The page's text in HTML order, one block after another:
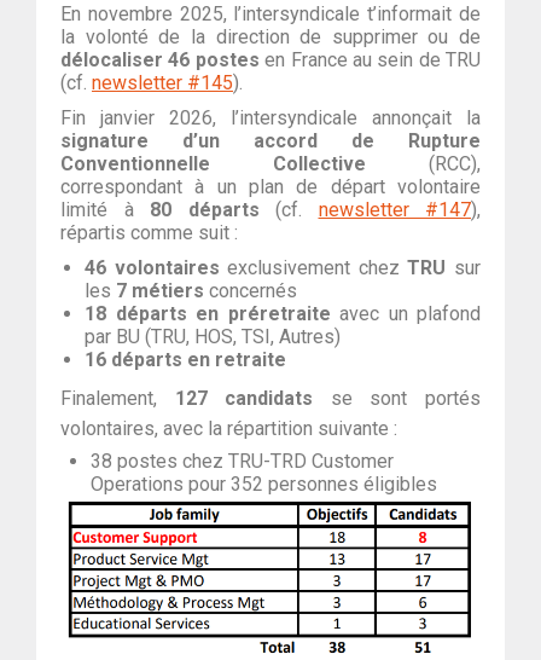
En novembre 2025, l’intersyndicale t’informait de
la volonté de la direction de supprimer ou de
délocaliser 46 postes en France au sein de TRU
(cf. newsletter #145).
Fin janvier 2026, l’intersyndicale annonçait la
signature d’un accord de Rupture
Conventionnelle Collective (RCC),
correspondant à un plan de départ volontaire
limité à 80 départs (cf. newsletter #147),
répartis comme suit :
46 volontaires exclusivement chezTRU sur
les 7 métiers concernés
18 départs en préretraite avec un plafond
par BU (TRU, HOS, TSI, Autres)
16 départs en retraite
Finalement, 127 candidats se sont portés
volontaires, avec la répartition suivante :
38 postes chez TRU-TRD Customer
Operations pour 352 personnes éligibles